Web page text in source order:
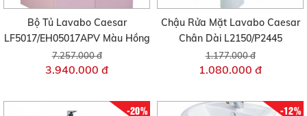
Bộ Tủ Lavabo Caesar
LF5017/EH05017APV Màu Hồng
7.257.000 đ
3.940.000 đ
Chậu Rửa Mặt Lavabo Caesar
Chân Dài L2150/P2445
1.177.000 đ
1.080.000 đ
-20% -12%